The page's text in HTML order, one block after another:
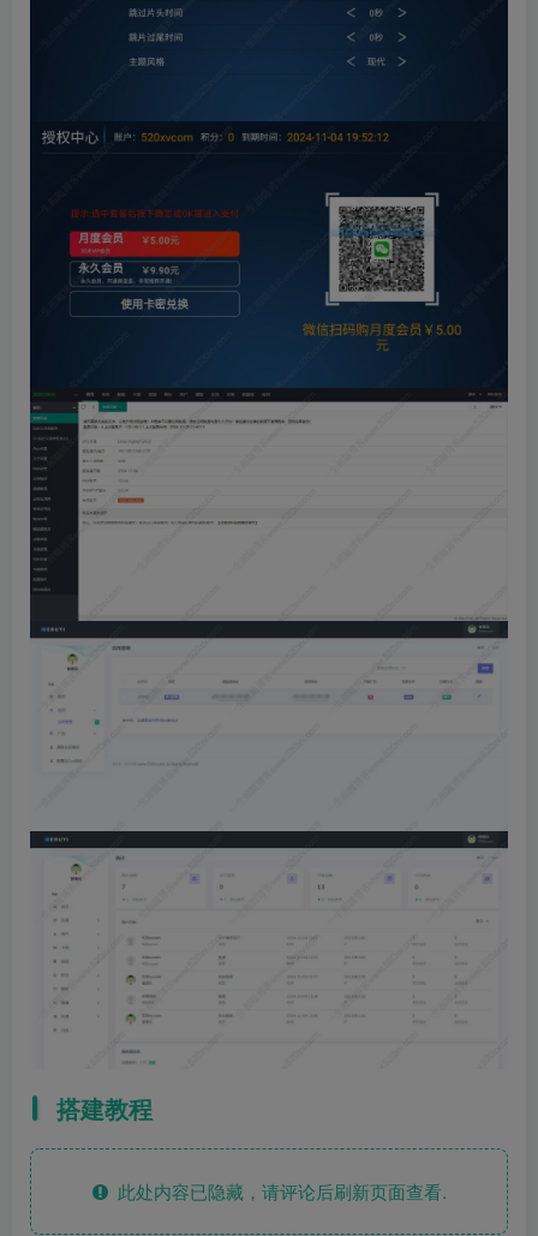
搭建教程
此处内容已隐藏，请评论后刷新页面查看.